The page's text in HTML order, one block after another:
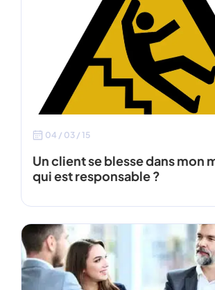
04 / 03 / 15
Un client se blesse dans mon
qui est responsable ?